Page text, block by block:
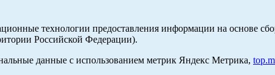
технологии предоставления информации на основе
Российской Федерации).
данные с использованием метрик Яндекс Метрика,